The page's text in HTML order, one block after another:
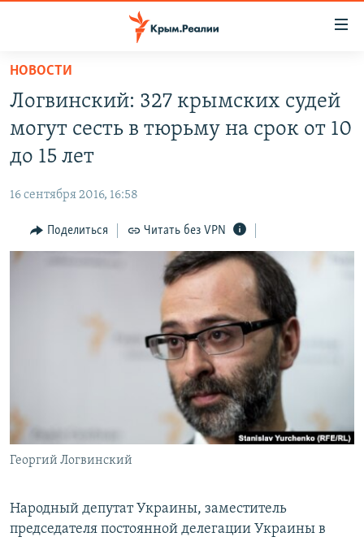
Вернуться
основному
содержанию
Вернутся
главной
навигации
Вернутся
поиску
11 ЛЕТ ОККУПАЦИИ КРЫМА. 11 ИСТОРИЙ СОПРОТИВЛЕНИЯ
ВОДА
ЕЩЕ
ИНТЕРАКТИВ
СОВЕТЫ ПРАВОЗАЩИТНИКОВ
УКРАИНСКАЯ ПРОБЛЕМА КРЫМА
РАДІО СВОБОДА
КАК ОБОЙТИ БЛОКИРОВКУ
НОВОСТИ
Логвинский: 327 крымских судей
могут сесть в тюрьму на срок от 10
до 15 лет
16 сентября 2016, 16:58
Поделиться Читать без VPN
Георгий Логвинский
Народный депутат Украины, заместитель
председателя постоянной делегации Украины в